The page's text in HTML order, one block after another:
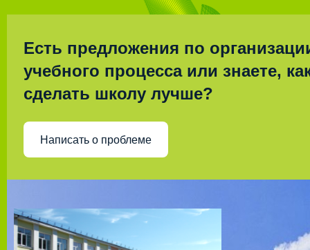
Есть предложения по
учебного процесса или знаете,
сделать школу лучше?
Написать о проблеме